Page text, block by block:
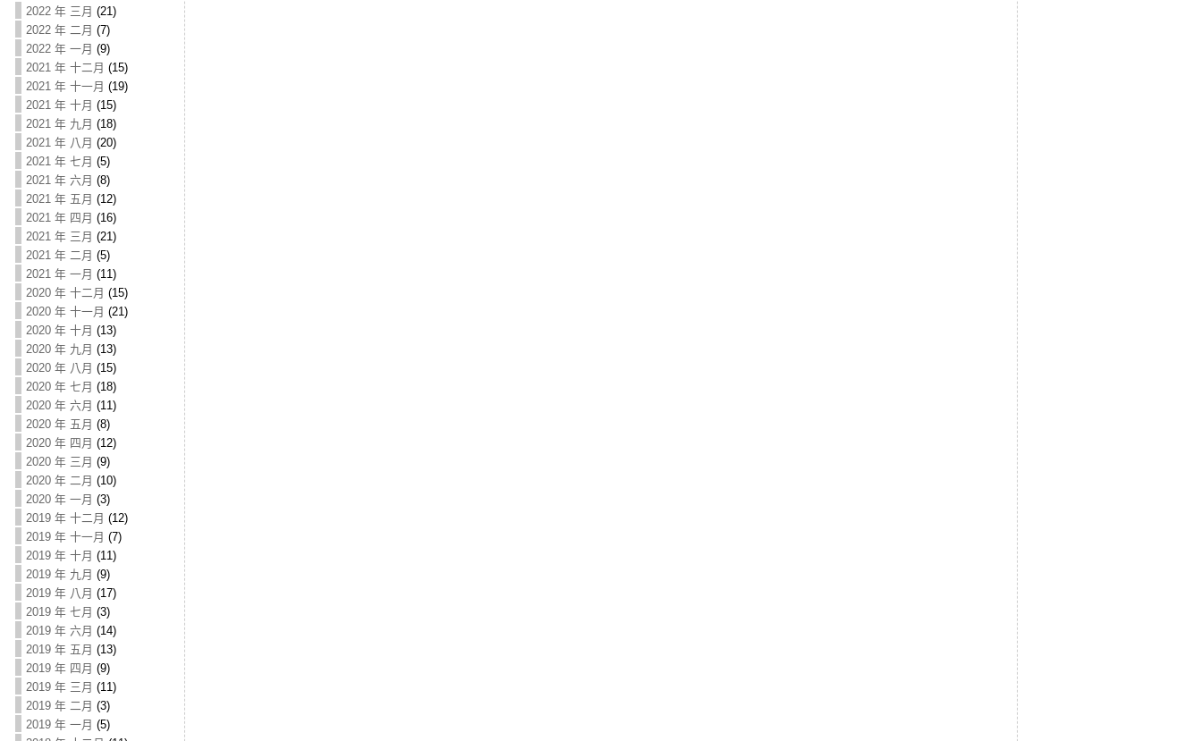
2022 年 三月 (21)
2022 年 二月 (7)
2022 年 一月 (9)
2021 年 十二月 (15)
2021 年 十一月 (19)
2021 年 十月 (15)
2021 年 九月 (18)
2021 年 八月 (20)
2021 年 七月 (5)
2021 年 六月 (8)
2021 年 五月 (12)
2021 年 四月 (16)
2021 年 三月 (21)
2021 年 二月 (5)
2021 年 一月 (11)
2020 年 十二月 (15)
2020 年 十一月 (21)
2020 年 十月 (13)
2020 年 九月 (13)
2020 年 八月 (15)
2020 年 七月 (18)
2020 年 六月 (11)
2020 年 五月 (8)
2020 年 四月 (12)
2020 年 三月 (9)
2020 年 二月 (10)
2020 年 一月 (3)
2019 年 十二月 (12)
2019 年 十一月 (7)
2019 年 十月 (11)
2019 年 九月 (9)
2019 年 八月 (17)
2019 年 七月 (3)
2019 年 六月 (14)
2019 年 五月 (13)
2019 年 四月 (9)
2019 年 三月 (11)
2019 年 二月 (3)
2019 年 一月 (5)